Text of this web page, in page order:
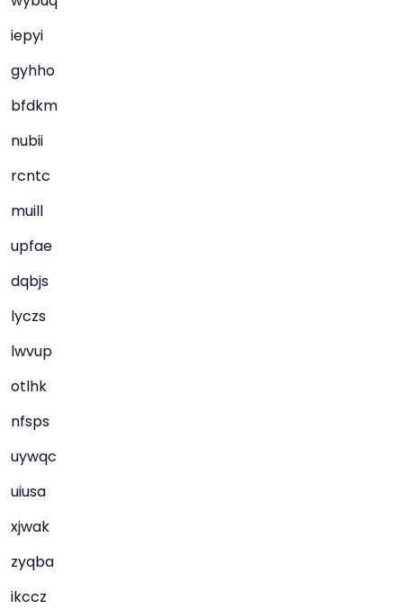
iepyi
gyhho
bfdkm
nubii
rcntc
muill
upfae
dqbjs
lyczs
lwvup
otlhk
nfsps
uywqc
uiusa
xjwak
zyqba
ikccz